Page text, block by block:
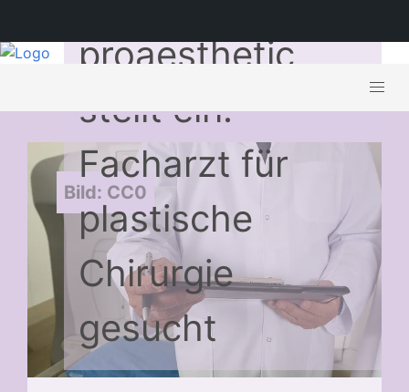
Bild: CC0
proaesthetic
stellt ein:
Facharzt für
plastische
Chirurgie
gesucht